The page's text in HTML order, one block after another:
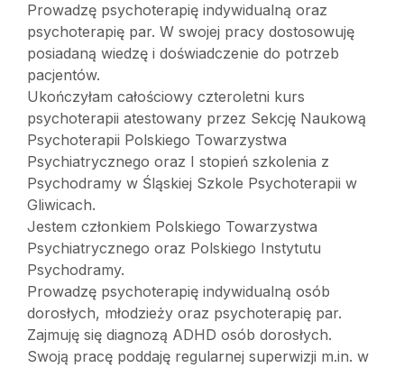
Prowadzę psychoterapię indywidualną oraz
psychoterapię par. W swojej pracy dostosowuję
posiadaną wiedzę i doświadczenie do potrzeb
pacjentów.
Ukończyłam całościowy czteroletni kurs
psychoterapii atestowany przez Sekcję Naukową
Psychoterapii Polskiego Towarzystwa
Psychiatrycznego oraz I stopień szkolenia z
Psychodramy w Śląskiej Szkole Psychoterapii w
Gliwicach.
Jestem członkiem Polskiego Towarzystwa
Psychiatrycznego oraz Polskiego Instytutu
Psychodramy.
Prowadzę psychoterapię indywidualną osób
dorosłych, młodzieży oraz psychoterapię par.
Zajmuję się diagnozą ADHD osób dorosłych.
Swoją pracę poddaję regularnej superwizji m.in. w